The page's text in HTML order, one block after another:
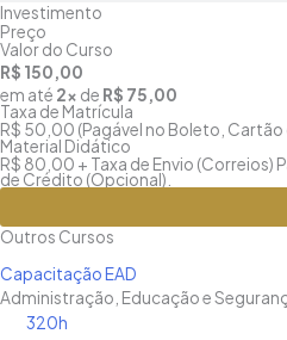
Investimento
Preço
Valor do Curso
R$ 150,00
em até 2x de R$ 75,00
Taxa de Matrícula
R$ 50,00 (Pagável no Boleto,
Material Didático
R$ 80,00 + Taxa de Envio (Correios)
de Crédito (Opcional).
Outros Cursos
Capacitação EAD
Administração, Educação e
320h